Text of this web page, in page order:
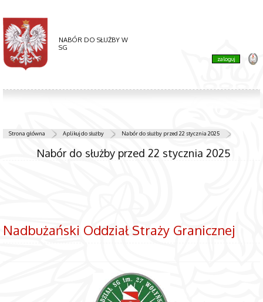
NABÓR DO SŁUŻBY W
SG
zaloguj
Strona główna Aplikuj do służby Nabór do służby przed 22 stycznia 2025
Nabór do służby przed 22 stycznia 2025
Nadbużański Oddział Straży Granicznej